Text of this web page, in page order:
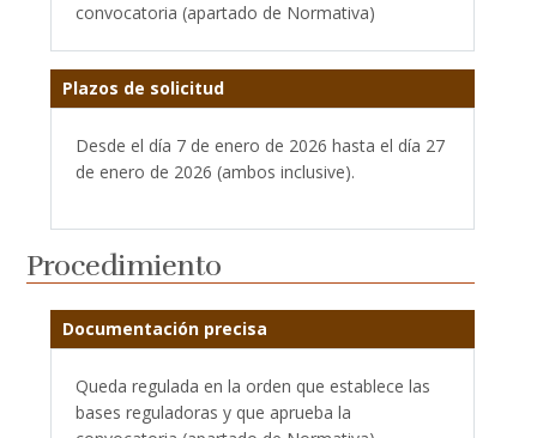
convocatoria (apartado de Normativa)
Plazos de solicitud
Desde el día 7 de enero de 2026 hasta el día 27
de enero de 2026 (ambos inclusive).
Procedimiento
Documentación precisa
Queda regulada en la orden que establece las
bases reguladoras y que aprueba la